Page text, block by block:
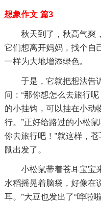
想象作文 篇3
秋天到了，秋高气爽
它们想离开妈妈，找个自
一样为大地增添绿色。
于是，它就把想法告
问：“那你想怎么去旅行
的小挂钩，可以挂在小动
行。”正好给路过的小松
你去旅行吧！”就这样，
鼠出发了。
小松鼠带着苍耳宝宝
水稻摇晃着脑袋，好像在
耳。”大豆也发出了“哗啦